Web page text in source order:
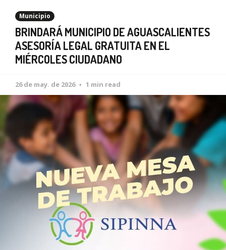
Municipio
BRINDARÁ MUNICIPIO DE AGUASCALIENTES
ASESORÍA LEGAL GRATUITA EN EL
MIÉRCOLES CIUDADANO
26 de may. de 2026 1 min read